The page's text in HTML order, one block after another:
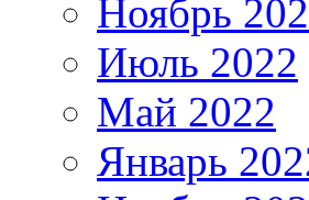
Ноябрь
Июль 2022
Май 2022
Январь